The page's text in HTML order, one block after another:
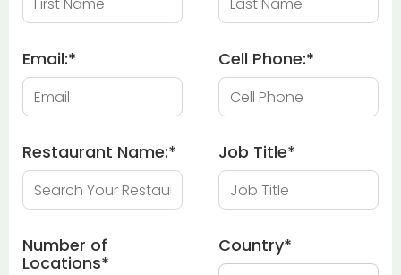
Email:* Cell Phone:*
Restaurant Name:* Job Title*
Number of
Locations*
Country*